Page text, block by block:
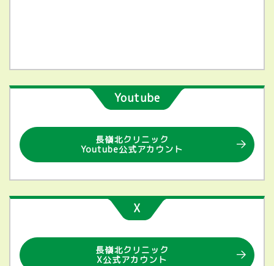
Youtube
長嶺北クリニック
Youtube公式アカウント
X
長嶺北クリニック
X公式アカウント